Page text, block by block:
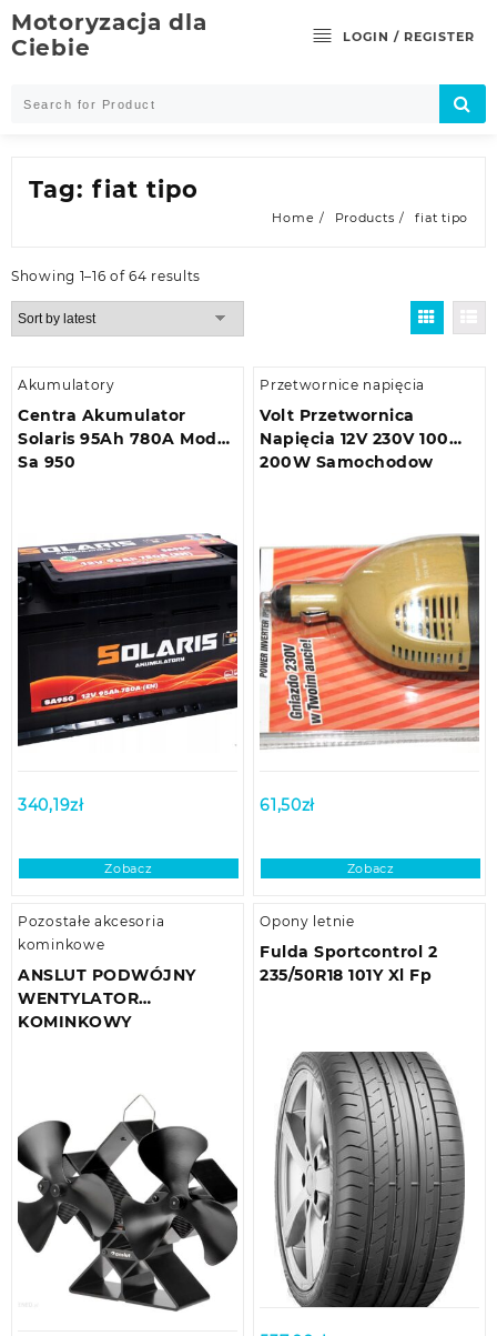
Skip
to
content
Motoryzacja dla
Ciebie
LOGIN / REGISTER
Tag: fiat tipo
Home Products fiat tipo
Showing 1–16 of 64 results
Akumulatory
Centra Akumulator
Solaris 95Ah 780A Model
Sa 950
340,19zł
Zobacz
Przetwornice napięcia
Volt Przetwornica
Napięcia 12V 230V 100
200W Samochodow
61,50zł
Zobacz
Pozostałe akcesoria
kominkowe
ANSLUT PODWÓJNY
WENTYLATOR
KOMINKOWY
Opony letnie
Fulda Sportcontrol 2
235/50R18 101Y Xl Fp